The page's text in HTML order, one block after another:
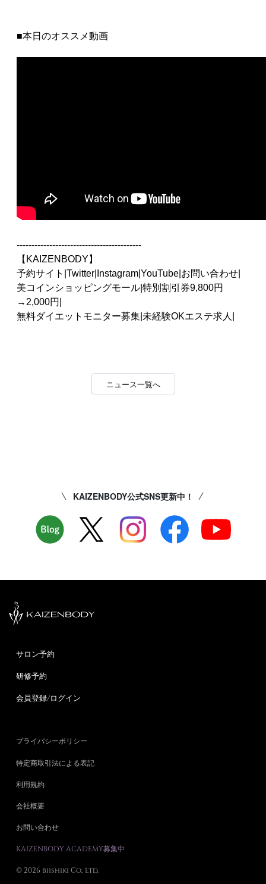
■本日のオススメ動画
------------------------------------------
【KAIZENBODY】
予約サイト Twitter Instagram YouTube お問い合わせ
美コインショッピングモール 特別割引券9,800円
→2,000円
無料ダイエットモニター募集 未経験OKエステ求人
ニュース一覧へ
KAIZENBODY公式SNS更新中！
サロン予約
研修予約
会員登録/ログイン
プライバシーポリシー
特定商取引法による表記
利用規約
会社概要
お問い合わせ
KAIZENBODY ACADEMY募集中
© 2026 biishiki Co., Ltd.